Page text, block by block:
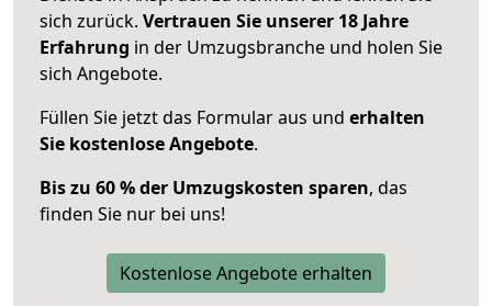
sich zurück. Vertrauen Sie unserer 18 Jahre
Erfahrung in der Umzugsbranche und holen Sie
sich Angebote.
Füllen Sie jetzt das Formular aus und erhalten
Sie kostenlose Angebote.
Bis zu 60 % der Umzugskosten sparen, das
finden Sie nur bei uns!
Kostenlose Angebote erhalten